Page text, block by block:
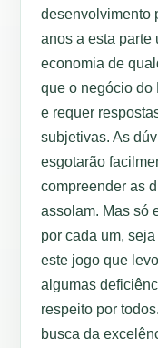
desenvolvimento
anos a esta parte
economia de
que o negócio do
e requer
subjetivas. As
esgotarão
compreender as
assolam. Mas só
por cada um,
este jogo que
algumas
respeito por
busca da